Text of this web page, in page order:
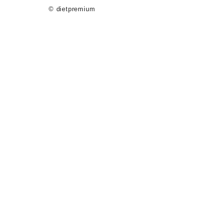
© dietpremium